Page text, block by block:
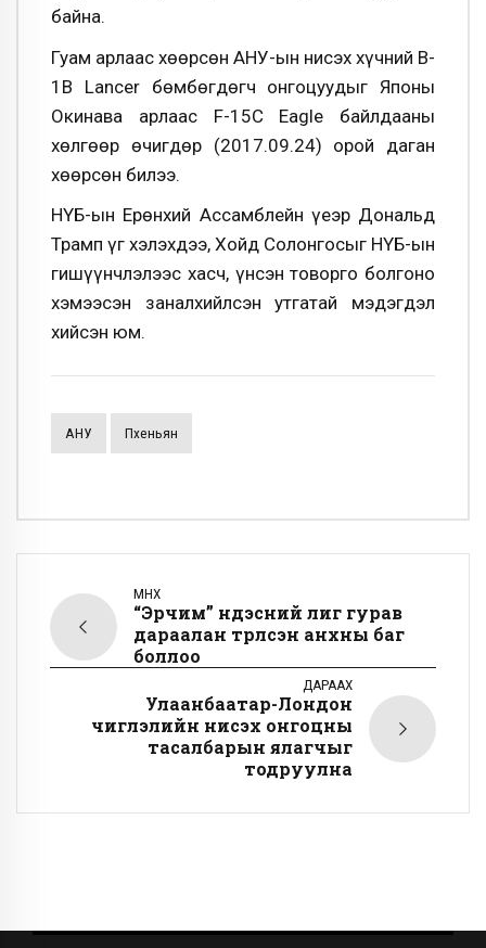
байна.
Гуам арлаас хөөрсөн АНУ-ын нисэх хүчний B-
1B Lancer бөмбөгдөгч онгоцуудыг Японы
Окинава арлаас F-15C Eagle байлдааны
хөлгөөр өчигдөр (2017.09.24) орой даган
хөөрсөн билээ.
НҮБ-ын Ерөнхий Ассамблейн үеэр Дональд
Трамп үг хэлэхдээ, Хойд Солонгосыг НҮБ-ын
гишүүнчлэлээс хасч, үнсэн товорго болгоно
хэмээсэн заналхийлсэн утгатай мэдэгдэл
хийсэн юм.
АНУ Пхеньян
ӨМНӨХ
“Эрчим” үндэсний лиг гурав
дараалан түрүүлсэн анхны баг
боллоо
ДАРААХ
Улаанбаатар-Лондон
чиглэлийн нисэх онгоцны
тасалбарын ялагчыг
тодруулна